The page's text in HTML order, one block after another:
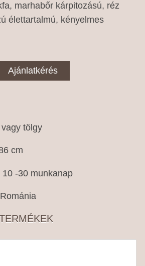
marhabőr kárpitozású, réz
élettartalmú, kényelmes
Ajánlatkérés
tölgy
cm
-30 munkanap